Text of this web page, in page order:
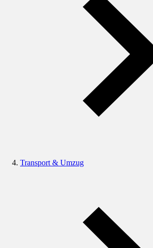
Transport & Umzug